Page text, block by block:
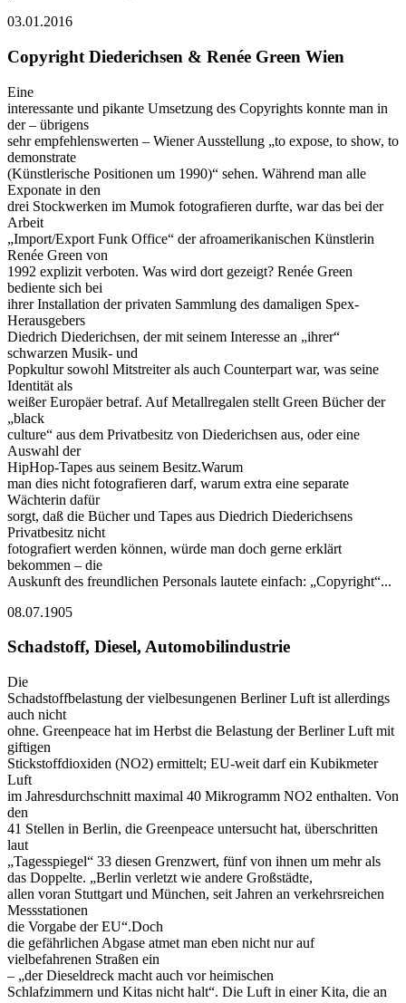
03.01.2016
Copyright Diederichsen & Renée Green Wien
Eine
interessante und pikante Umsetzung des Copyrights konnte man in
der – übrigens
sehr empfehlenswerten – Wiener Ausstellung „to expose, to show, to
demonstrate
(Künstlerische Positionen um 1990)“ sehen. Während man alle
Exponate in den
drei Stockwerken im Mumok fotografieren durfte, war das bei der
Arbeit
„Import/Export Funk Office“ der afroamerikanischen Künstlerin
Renée Green von
1992 explizit verboten. Was wird dort gezeigt? Renée Green
bediente sich bei
ihrer Installation der privaten Sammlung des damaligen Spex-
Herausgebers
Diedrich Diederichsen, der mit seinem Interesse an „ihrer“
schwarzen Musik- und
Popkultur sowohl Mitstreiter als auch Counterpart war, was seine
Identität als
weißer Europäer betraf. Auf Metallregalen stellt Green Bücher der
„black
culture“ aus dem Privatbesitz von Diederichsen aus, oder eine
Auswahl der
HipHop-Tapes aus seinem Besitz.Warum
man dies nicht fotografieren darf, warum extra eine separate
Wächterin dafür
sorgt, daß die Bücher und Tapes aus Diedrich Diederichsens
Privatbesitz nicht
fotografiert werden können, würde man doch gerne erklärt
bekommen – die
Auskunft des freundlichen Personals lautete einfach: „Copyright“...
08.07.1905
Schadstoff, Diesel, Automobilindustrie
Die
Schadstoffbelastung der vielbesungenen Berliner Luft ist allerdings
auch nicht
ohne. Greenpeace hat im Herbst die Belastung der Berliner Luft mit
giftigen
Stickstoffdioxiden (NO2) ermittelt; EU-weit darf ein Kubikmeter
Luft
im Jahresdurchschnitt maximal 40 Mikrogramm NO2 enthalten. Von
den
41 Stellen in Berlin, die Greenpeace untersucht hat, überschritten
laut
„Tagesspiegel“ 33 diesen Grenzwert, fünf von ihnen um mehr als
das Doppelte. „Berlin verletzt wie andere Großstädte,
allen voran Stuttgart und München, seit Jahren an verkehrsreichen
Messstationen
die Vorgabe der EU“.Doch
die gefährlichen Abgase atmet man eben nicht nur auf
vielbefahrenen Straßen ein
– „der Dieseldreck macht auch vor heimischen
Schlafzimmern und Kitas nicht halt“. Die Luft in einer Kita, die an